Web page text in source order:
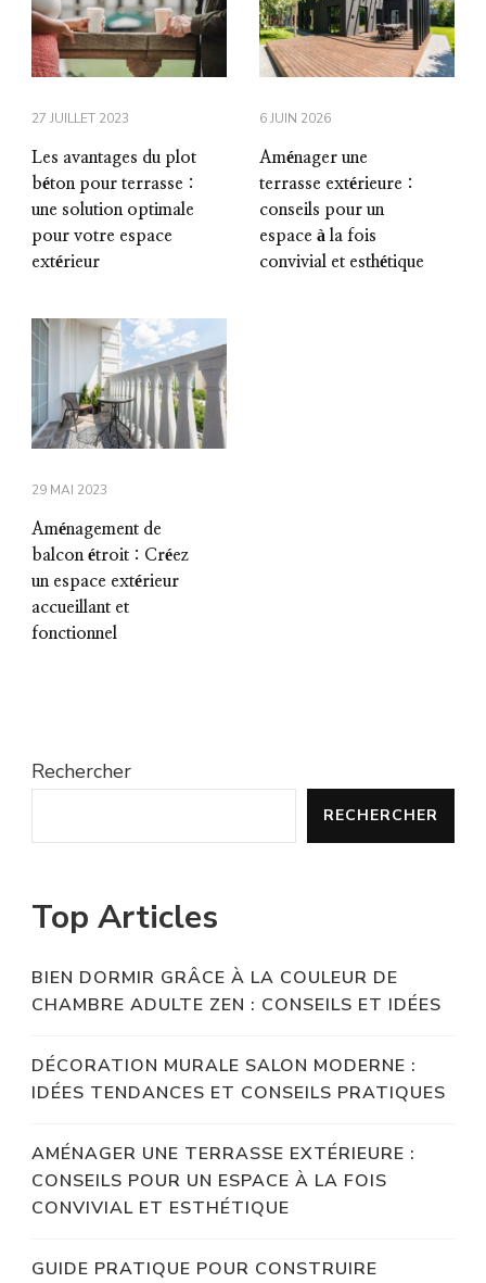
27 JUILLET 2023
Les avantages du plot
béton pour terrasse :
une solution optimale
pour votre espace
extérieur
6 JUIN 2026
Aménager une
terrasse extérieure :
conseils pour un
espace à la fois
convivial et esthétique
29 MAI 2023
Aménagement de
balcon étroit : Créez
un espace extérieur
accueillant et
fonctionnel
Rechercher
RECHERCHER
Top Articles
BIEN DORMIR GRÂCE À LA COULEUR DE
CHAMBRE ADULTE ZEN : CONSEILS ET IDÉES
DÉCORATION MURALE SALON MODERNE :
IDÉES TENDANCES ET CONSEILS PRATIQUES
AMÉNAGER UNE TERRASSE EXTÉRIEURE :
CONSEILS POUR UN ESPACE À LA FOIS
CONVIVIAL ET ESTHÉTIQUE
GUIDE PRATIQUE POUR CONSTRUIRE